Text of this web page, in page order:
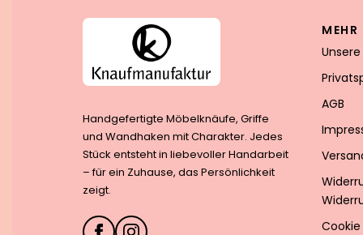
Handgefertigte Möbelknäufe, Griffe
und Wandhaken mit Charakter. Jedes
Stück entsteht in liebevoller Handarbeit
– für ein Zuhause, das Persönlichkeit
zeigt.
MEHR
AGB